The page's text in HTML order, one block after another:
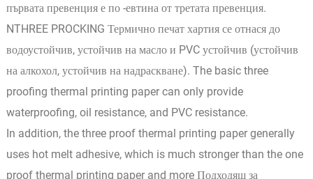
първата превенция е по -евтина от третата превенция.
NTHREE PROCKING Термично печат хартия се отнася до
водоустойчив, устойчив на масло и PVC устойчив (устойчив
на алкохол, устойчив на надраскване). The basic three
proofing thermal printing paper can only provide
waterproofing, oil resistance, and PVC resistance.
In addition, the three proof thermal printing paper generally
uses hot melt adhesive, which is much stronger than the one
proof thermal printing paper and more Подходящ за